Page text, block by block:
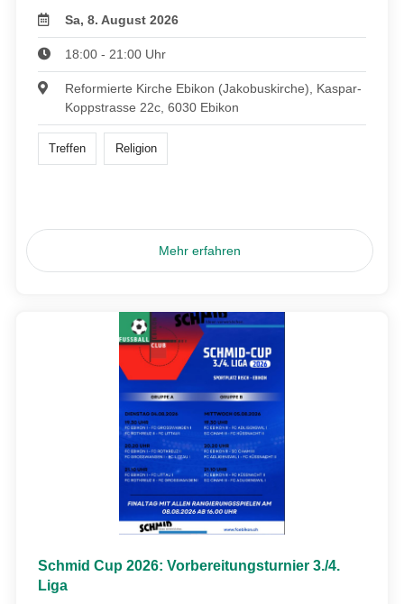
Sa, 8. August 2026
18:00 - 21:00 Uhr
Reformierte Kirche Ebikon (Jakobuskirche), Kaspar-
Koppstrasse 22c, 6030 Ebikon
Treffen Religion
Mehr erfahren
Schmid Cup 2026: Vorbereitungsturnier 3./4.
Liga